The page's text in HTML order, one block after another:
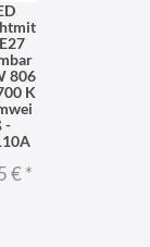
806
K
-
€*